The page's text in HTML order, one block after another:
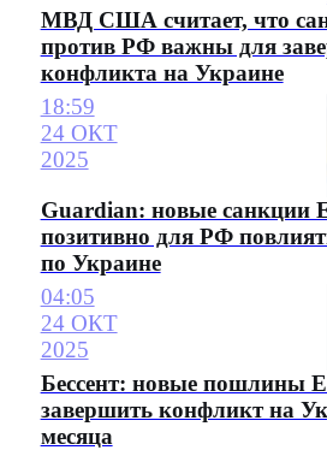
МВД США считает, что
против РФ важны для
конфликта на Украине
18:59
24 ОКТ
2025
Guardian: новые санкции
позитивно для РФ
по Украине
04:05
24 ОКТ
2025
Бессент: новые пошлины
завершить конфликт на
месяца